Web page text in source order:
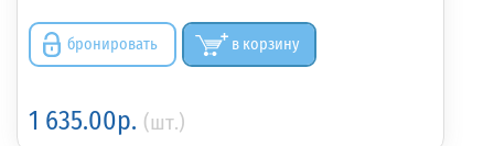
бронировать в корзину
1 635.00р. (шт.)